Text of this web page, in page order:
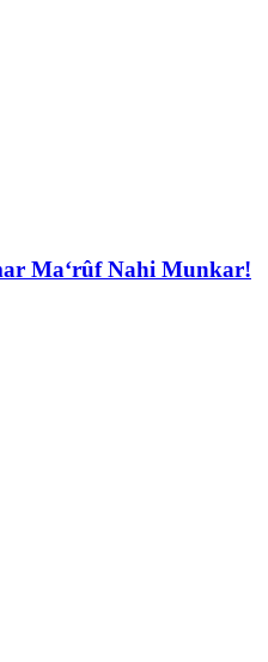
Ma‘rûf Nahi Munkar!